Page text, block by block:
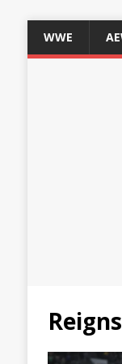
WWE
Reigns